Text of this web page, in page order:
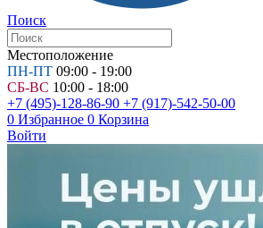
Поиск
Местоположение
ПН-ПТ 09:00 - 19:00
СБ-ВС 10:00 - 18:00
+7 (495)-128-86-90 +7 (917)-542-50-00
0 Избранное 0 Корзина
Войти